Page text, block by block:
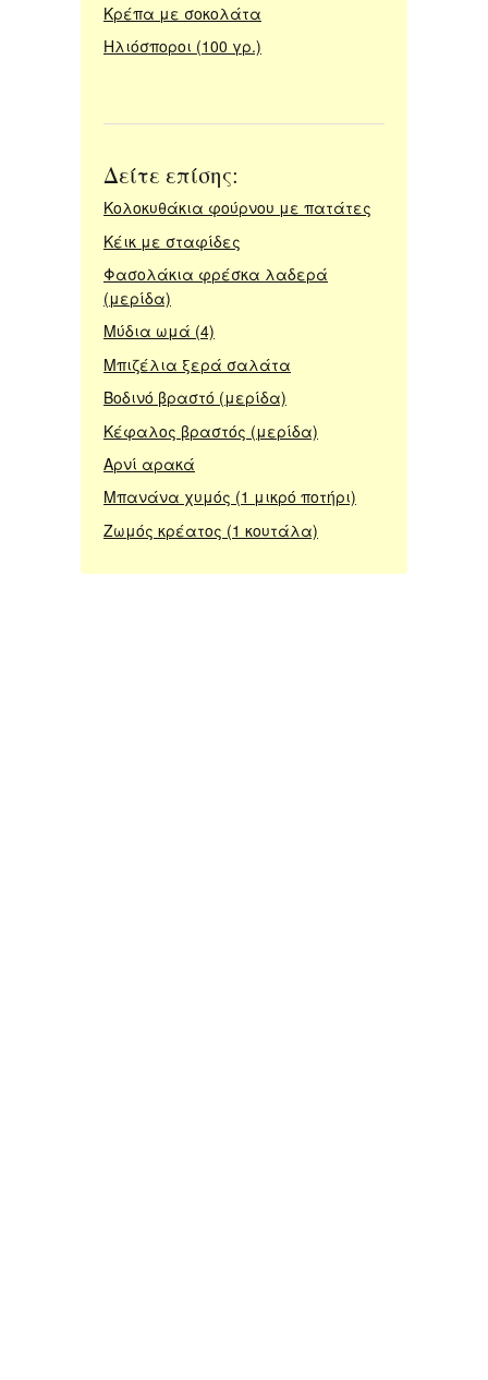
Κρέπα με σοκολάτα
Ηλιόσποροι (100 γρ.)
Δείτε επίσης:
Κολοκυθάκια φούρνου με πατάτες
Κέικ με σταφίδες
Φασολάκια φρέσκα λαδερά
(μερίδα)
Μύδια ωμά (4)
Μπιζέλια ξερά σαλάτα
Βοδινό βραστό (μερίδα)
Κέφαλος βραστός (μερίδα)
Αρνί αρακά
Μπανάνα χυμός (1 μικρό ποτήρι)
Ζωμός κρέατος (1 κουτάλα)